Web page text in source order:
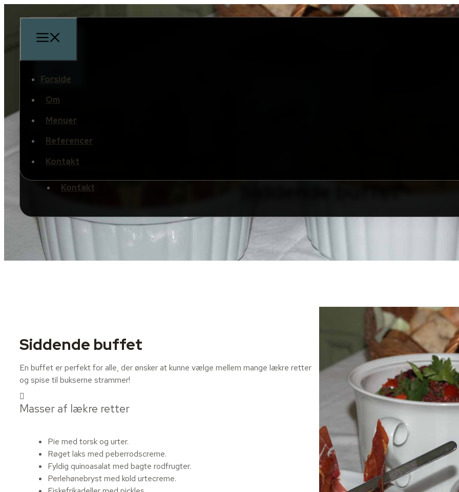
Forside
Om
Menuer
Referencer
Kontakt
Forside
Om
Menuer
Referencer
Kontakt
Siddende buffet
En buffet er perfekt for alle, der ønsker at kunne vælge mellem mange lækre retter
og spise til bukserne strammer!
Masser af lækre retter
Pie med torsk og urter.
Røget laks med peberrodscreme.
Fyldig quinoasalat med bagte rodfrugter.
Perlehønebryst med kold urtecreme.